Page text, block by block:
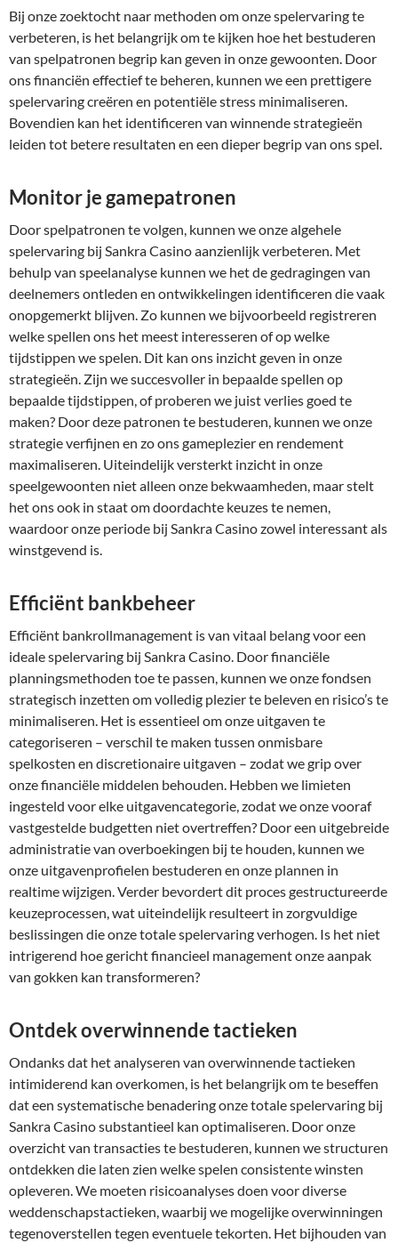
Bij onze zoektocht naar methoden om onze spelervaring te
verbeteren, is het belangrijk om te kijken hoe het bestuderen
van spelpatronen begrip kan geven in onze gewoonten. Door
ons financiën effectief te beheren, kunnen we een prettigere
spelervaring creëren en potentiële stress minimaliseren.
Bovendien kan het identificeren van winnende strategieën
leiden tot betere resultaten en een dieper begrip van ons spel.
Monitor je gamepatronen
Door spelpatronen te volgen, kunnen we onze algehele
spelervaring bij Sankra Casino aanzienlijk verbeteren. Met
behulp van speelanalyse kunnen we het de gedragingen van
deelnemers ontleden en ontwikkelingen identificeren die vaak
onopgemerkt blijven. Zo kunnen we bijvoorbeeld registreren
welke spellen ons het meest interesseren of op welke
tijdstippen we spelen. Dit kan ons inzicht geven in onze
strategieën. Zijn we succesvoller in bepaalde spellen op
bepaalde tijdstippen, of proberen we juist verlies goed te
maken? Door deze patronen te bestuderen, kunnen we onze
strategie verfijnen en zo ons gameplezier en rendement
maximaliseren. Uiteindelijk versterkt inzicht in onze
speelgewoonten niet alleen onze bekwaamheden, maar stelt
het ons ook in staat om doordachte keuzes te nemen,
waardoor onze periode bij Sankra Casino zowel interessant als
winstgevend is.
Efficiënt bankbeheer
Efficiënt bankrollmanagement is van vitaal belang voor een
ideale spelervaring bij Sankra Casino. Door financiële
planningsmethoden toe te passen, kunnen we onze fondsen
strategisch inzetten om volledig plezier te beleven en risico’s te
minimaliseren. Het is essentieel om onze uitgaven te
categoriseren – verschil te maken tussen onmisbare
spelkosten en discretionaire uitgaven – zodat we grip over
onze financiële middelen behouden. Hebben we limieten
ingesteld voor elke uitgavencategorie, zodat we onze vooraf
vastgestelde budgetten niet overtreffen? Door een uitgebreide
administratie van overboekingen bij te houden, kunnen we
onze uitgavenprofielen bestuderen en onze plannen in
realtime wijzigen. Verder bevordert dit proces gestructureerde
keuzeprocessen, wat uiteindelijk resulteert in zorgvuldige
beslissingen die onze totale spelervaring verhogen. Is het niet
intrigerend hoe gericht financieel management onze aanpak
van gokken kan transformeren?
Ontdek overwinnende tactieken
Ondanks dat het analyseren van overwinnende tactieken
intimiderend kan overkomen, is het belangrijk om te beseffen
dat een systematische benadering onze totale spelervaring bij
Sankra Casino substantieel kan optimaliseren. Door onze
overzicht van transacties te bestuderen, kunnen we structuren
ontdekken die laten zien welke spelen consistente winsten
opleveren. We moeten risicoanalyses doen voor diverse
weddenschapstactieken, waarbij we mogelijke overwinningen
tegenoverstellen tegen eventuele tekorten. Het bijhouden van